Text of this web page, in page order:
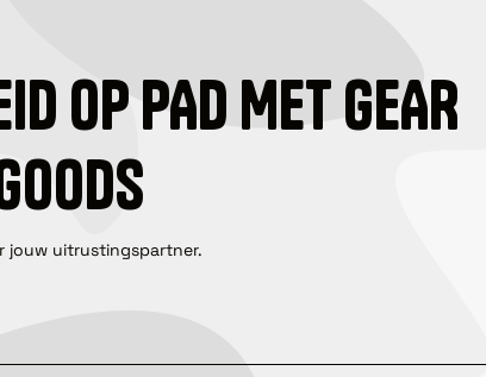
OP PAD MET GEAR
jouw uitrustingspartner.